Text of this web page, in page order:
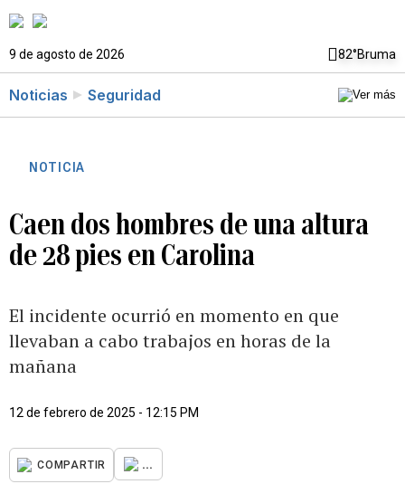
9 de agosto de 2026 82°Bruma
Noticias Seguridad
NOTICIA
Caen dos hombres de una altura
de 28 pies en Carolina
El incidente ocurrió en momento en que
llevaban a cabo trabajos en horas de la
mañana
12 de febrero de 2025 - 12:15 PM
COMPARTIR ...